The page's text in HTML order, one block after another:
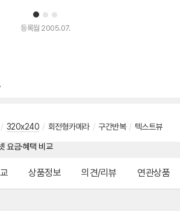
1 2 3
등록월 2005.07.
/ 320x240 / 회전형카메라 / 구간반복 / 텍스트뷰
상품정보 의견/리뷰 연관상품